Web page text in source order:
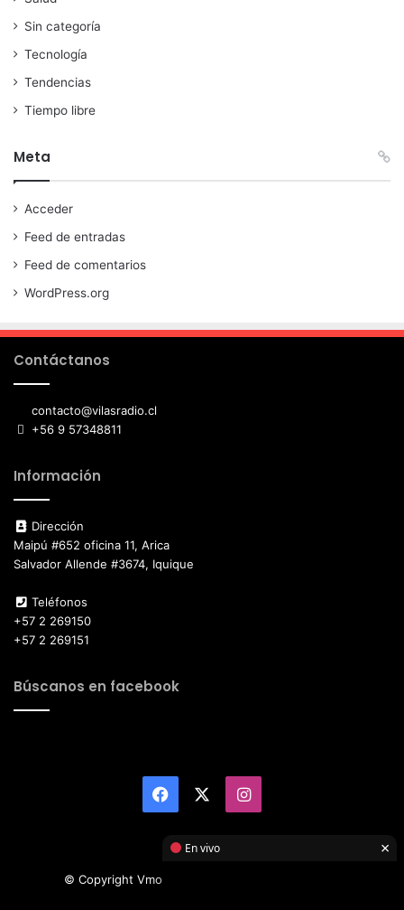
Sin categoría
Tecnología
Tendencias
Tiempo libre
Meta
Acceder
Feed de entradas
Feed de comentarios
WordPress.org
Contáctanos
contacto@vilasradio.cl
+56 9 57348811
Información
Dirección
Maipú #652 oficina 11, Arica
Salvador Allende #3674, Iquique
Teléfonos
+57 2 269150
+57 2 269151
Búscanos en facebook
Facebook Instagram
© Copyright Vmotor TI 2026, All Rights Reserved
En vivo ×